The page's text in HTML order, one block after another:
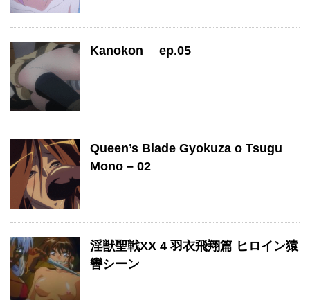
Kanokon ep.05
Queen’s Blade Gyokuza o Tsugu
Mono – 02
淫獣聖戦XX 4 羽衣飛翔篇 ヒロイン猿
轡シーン